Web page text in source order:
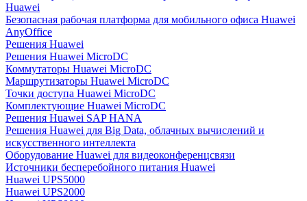
Huawei
Безопасная рабочая платформа для мобильного офиса Huawei
AnyOffice
Решения Huawei
Решения Huawei MicroDC
Коммутаторы Huawei MicroDC
Маршрутизаторы Huawei MicroDC
Точки доступа Huawei MicroDC
Комплектующие Huawei MicroDC
Решения Huawei SAP HANA
Решения Huawei для Big Data, облачных вычислений и
искусственного интеллекта
Оборудование Huawei для видеоконференцсвязи
Источники бесперебойного питания Huawei
Huawei UPS5000
Huawei UPS2000